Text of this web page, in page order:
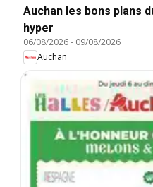
Auchan les bons plans
hyper
06/08/2026- 09/08/2026
Auchan